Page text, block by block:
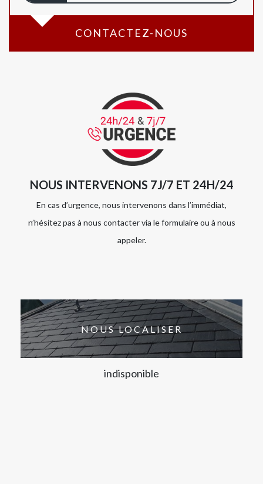
CONTACTEZ-NOUS
NOUS INTERVENONS 7J/7 ET 24H/24
En cas d’urgence, nous intervenons dans l’immédiat,
n’hésitez pas à nous contacter via le formulaire ou à nous
appeler.
NOUS LOCALISER
indisponible